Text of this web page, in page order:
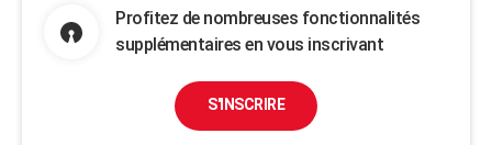
Profitez de nombreuses fonctionnalités
supplémentaires en vous inscrivant
S'INSCRIRE